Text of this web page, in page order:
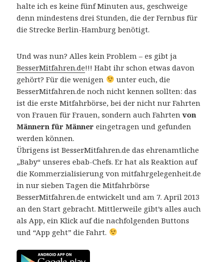
halte ich es keine fünf Minuten aus, geschweige
denn mindestens drei Stunden, die der Fernbus für
die Strecke Berlin-Hamburg benötigt.
Und was nun? Alles kein Problem – es gibt ja
BesserMitfahren.de!!! Habt ihr schon etwas davon
gehört? Für die wenigen
unter euch, die
BesserMitfahren.de noch nicht kennen sollten: das
ist die erste Mitfahrbörse, bei der nicht nur Fahrten
von Frauen für Frauen, sondern auch Fahrtenvon
Männern für Männer eingetragen und gefunden
werden können.
Übrigens ist BesserMitfahren.de das ehrenamtliche
„Baby“ unseres ebab-Chefs. Er hat als Reaktion auf
die Kommerzialisierung von mitfahrgelegenheit.de
in nur sieben Tagen die Mitfahrbörse
BesserMitfahren.de entwickelt und am 7. April 2013
an den Start gebracht. Mittlerweile gibt’s alles auch
als App, ein Klick auf die nachfolgenden Buttons
und “App geht” die Fahrt.